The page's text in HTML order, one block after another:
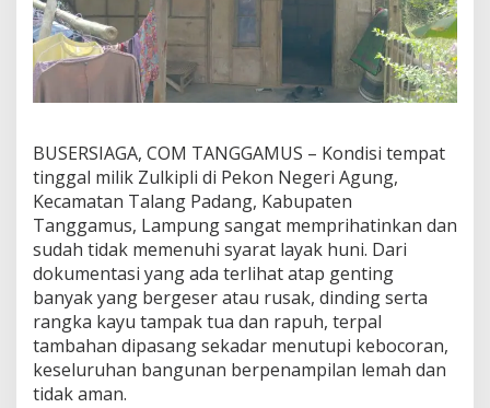
H
U
N
I
,
W
R
G
A
T
A
L
N
G
P
A
D
A
BUSERSIAGA, COM TANGGAMUS – Kondisi tempat
tinggal milik Zulkipli di Pekon Negeri Agung,
Kecamatan Talang Padang, Kabupaten
Tanggamus, Lampung sangat memprihatinkan dan
sudah tidak memenuhi syarat layak huni. Dari
dokumentasi yang ada terlihat atap genting
banyak yang bergeser atau rusak, dinding serta
rangka kayu tampak tua dan rapuh, terpal
tambahan dipasang sekadar menutupi kebocoran,
keseluruhan bangunan berpenampilan lemah dan
tidak aman.